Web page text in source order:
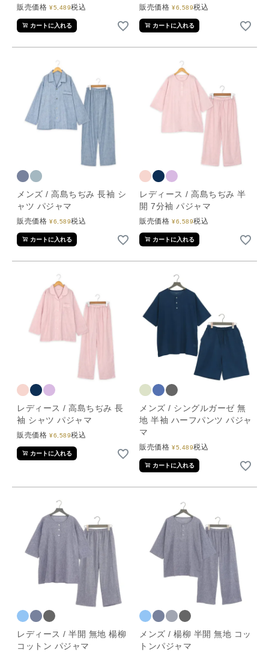
販売価格 ¥5,489税込
カートに入れる
販売価格 ¥6,589税込
カートに入れる
メンズ / 高島ちぢみ 長袖 シ
ャツ パジャマ
販売価格 ¥6,589税込
カートに入れる
レディース / 高島ちぢみ 半
開 7分袖 パジャマ
販売価格 ¥6,589税込
カートに入れる
レディース / 高島ちぢみ 長
袖 シャツ パジャマ
販売価格 ¥6,589税込
カートに入れる
メンズ / シングルガーゼ 無
地 半袖 ハーフパンツ パジャ
マ
販売価格 ¥5,489税込
カートに入れる
レディース / 半開 無地 楊柳
コットン パジャマ
メンズ / 楊柳 半開 無地 コッ
トンパジャマ